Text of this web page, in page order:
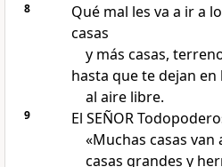
8
Qué mal les va a ir a
casas
y más casas,
hasta que te dejan en
al aire libre.
9
El SEÑOR
«Muchas casas
casas grandes y